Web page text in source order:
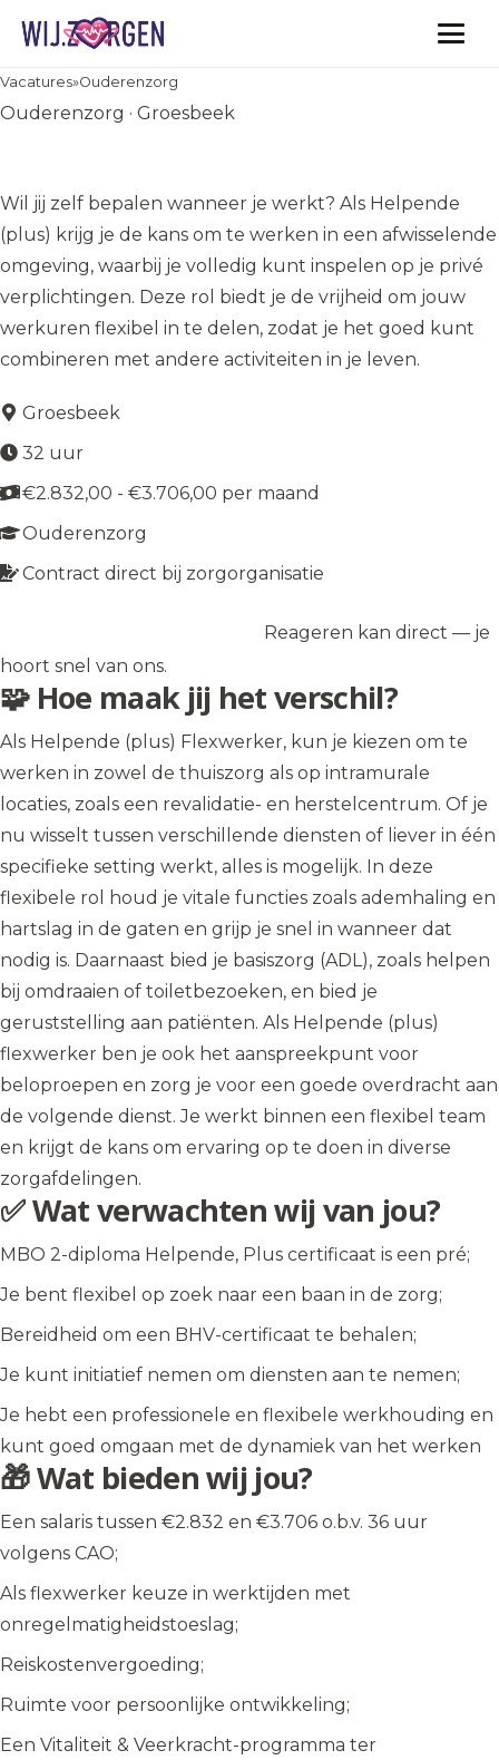
Vacatures»Ouderenzorg
Ouderenzorg · Groesbeek
Wil jij zelf bepalen wanneer je werkt? Als Helpende
(plus) krijg je de kans om te werken in een afwisselende
omgeving, waarbij je volledig kunt inspelen op je privé
verplichtingen. Deze rol biedt je de vrijheid om jouw
werkuren flexibel in te delen, zodat je het goed kunt
combineren met andere activiteiten in je leven.
Groesbeek
32 uur
€2.832,00 - €3.706,00 per maand
Ouderenzorg
Contract direct bij zorgorganisatie
Reageren kan direct — je
hoort snel van ons.
🧩 Hoe maak jij het verschil?
Als Helpende (plus) Flexwerker, kun je kiezen om te
werken in zowel de thuiszorg als op intramurale
locaties, zoals een revalidatie- en herstelcentrum. Of je
nu wisselt tussen verschillende diensten of liever in één
specifieke setting werkt, alles is mogelijk. In deze
flexibele rol houd je vitale functies zoals ademhaling en
hartslag in de gaten en grijp je snel in wanneer dat
nodig is. Daarnaast bied je basiszorg (ADL), zoals helpen
bij omdraaien of toiletbezoeken, en bied je
geruststelling aan patiënten. Als Helpende (plus)
flexwerker ben je ook het aanspreekpunt voor
beloproepen en zorg je voor een goede overdracht aan
de volgende dienst. Je werkt binnen een flexibel team
en krijgt de kans om ervaring op te doen in diverse
zorgafdelingen.
✅ Wat verwachten wij van jou?
MBO 2-diploma Helpende, Plus certificaat is een pré;
Je bent flexibel op zoek naar een baan in de zorg;
Bereidheid om een BHV-certificaat te behalen;
Je kunt initiatief nemen om diensten aan te nemen;
Je hebt een professionele en flexibele werkhouding en
kunt goed omgaan met de dynamiek van het werken
🎁 Wat bieden wij jou?
Een salaris tussen €2.832 en €3.706 o.b.v. 36 uur
volgens CAO;
Als flexwerker keuze in werktijden met
onregelmatigheidstoeslag;
Reiskostenvergoeding;
Ruimte voor persoonlijke ontwikkeling;
Een Vitaliteit & Veerkracht-programma ter